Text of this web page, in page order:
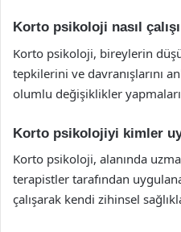
Korto psikoloji nasıl
Korto psikoloji, bireylerin
tepkilerini ve davranışlarını
olumlu değişiklikler
Korto psikolojiyi kimler
Korto psikoloji, alanında
terapistler tarafından
çalışarak kendi zihinsel